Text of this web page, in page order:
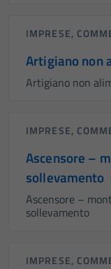
IMPRESE,
Artigiano non
Artigiano non
IMPRESE,
Ascensore –
sollevamento
Ascensore –
sollevamento
IMPRESE,